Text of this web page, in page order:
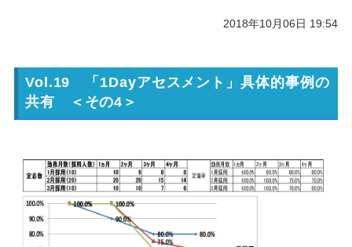
2018年10月06日 19:54
Vol.19 「1Dayアセスメント」具体的事例の
共有 ＜その4＞